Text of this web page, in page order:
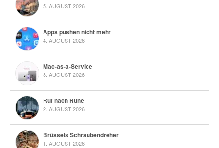
5. AUGUST 2026
Apps pushen nicht mehr
4. AUGUST 2026
Mac-as-a-Service
3. AUGUST 2026
Ruf nach Ruhe
2. AUGUST 2026
Brüssels Schraubendreher
1. AUGUST 2026